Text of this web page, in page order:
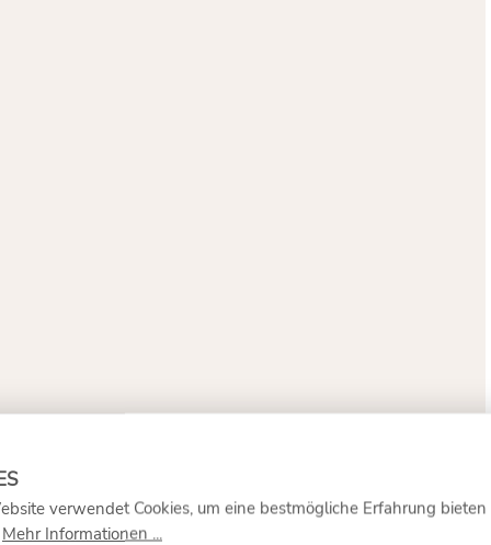
verwendet Cookies, um eine bestmögliche Erfahrung bieten
Mehr Informationen ...